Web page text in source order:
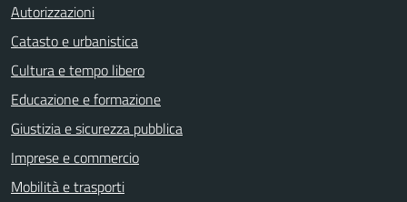
Autorizzazioni
Catasto e urbanistica
Cultura e tempo libero
Educazione e formazione
Giustizia e sicurezza pubblica
Imprese e commercio
Mobilità e trasporti